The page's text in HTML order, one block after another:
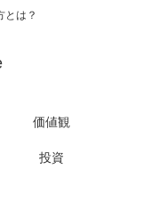
とは？
価値観
投資